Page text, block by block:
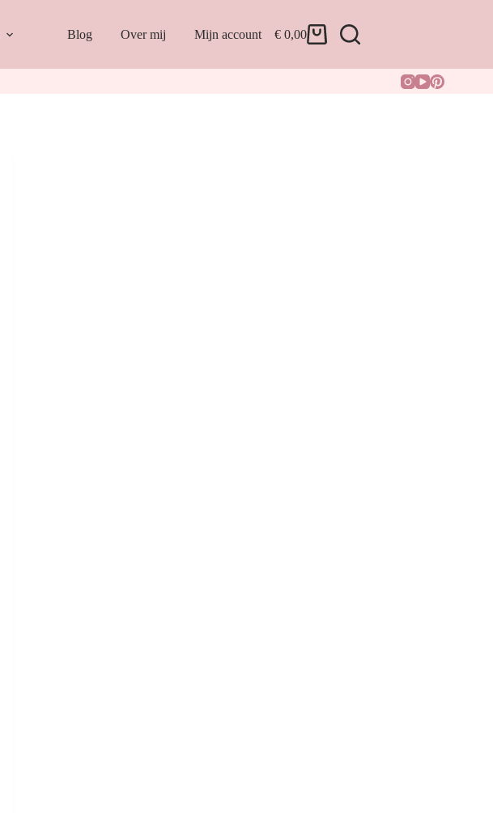
Blog Over mij Mijn account € 0,00